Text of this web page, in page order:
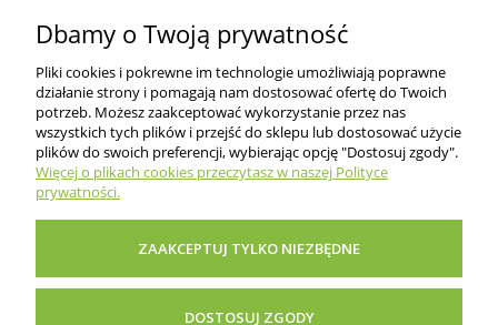
O nas
Dbamy o Twoją prywatność
Pliki cookies i pokrewne im technologie umożliwiają poprawne
działanie strony i pomagają nam dostosować ofertę do Twoich
potrzeb. Możesz zaakceptować wykorzystanie przez nas
wszystkich tych plików i przejść do sklepu lub dostosować użycie
plików do swoich preferencji, wybierając opcję "Dostosuj zgody".
Więcej o plikach cookies przeczytasz w naszej Polityce
prywatności.
ZAAKCEPTUJ TYLKO NIEZBĘDNE
DOSTOSUJ ZGODY